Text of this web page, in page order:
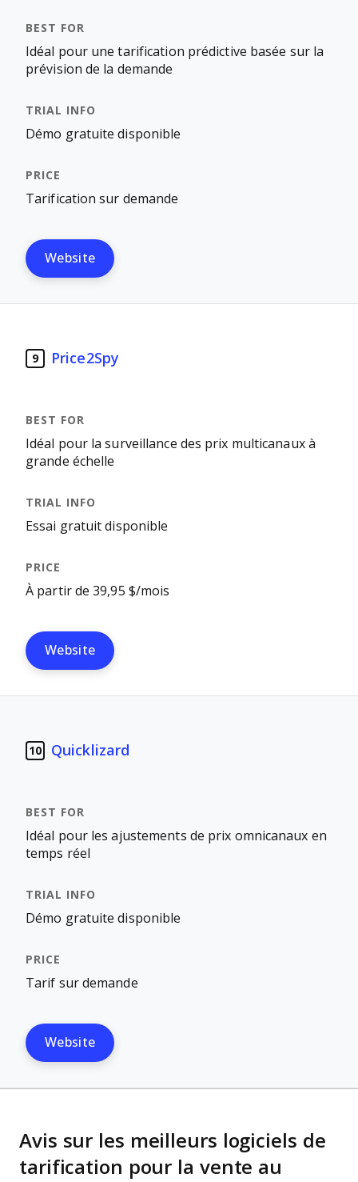
Idéal pour une tarification prédictive basée sur la
prévision de la demande
Démo gratuite disponible
Tarification sur demande
Website
9 Price2Spy
Idéal pour la surveillance des prix multicanaux à
grande échelle
Essai gratuit disponible
À partir de 39,95 $/mois
Website
10 Quicklizard
Idéal pour les ajustements de prix omnicanaux en
temps réel
Démo gratuite disponible
Tarif sur demande
Website
Avis sur les meilleurs logiciels de
tarification pour la vente au